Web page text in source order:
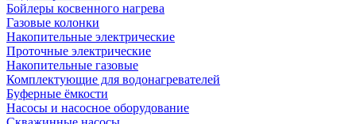
Бойлеры косвенного нагрева
Газовые колонки
Накопительные электрические
Проточные электрические
Накопительные газовые
Комплектующие для водонагревателей
Буферные ёмкости
Насосы и насосное оборудование